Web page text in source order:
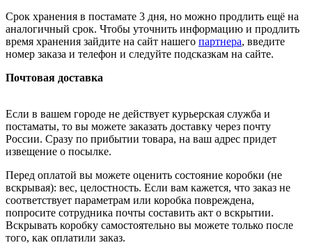
Срок хранения в постамате 3 дня, но можно продлить ещё на
аналогичный срок. Чтобы уточнить информацию и продлить
время хранения зайдите на сайт нашего партнера, введите
номер заказа и телефон и следуйте подсказкам на сайте.
Почтовая доставка
Если в вашем городе не действует курьерская служба и
постаматы, то вы можете заказать доставку через почту
России. Сразу по прибытии товара, на ваш адрес придет
извещение о посылке.
Перед оплатой вы можете оценить состояние коробки (не
вскрывая): вес, целостность. Если вам кажется, что заказ не
соответствует параметрам или коробка повреждена,
попросите сотрудника почты составить акт о вскрытии.
Вскрывать коробку самостоятельно вы можете только после
того, как оплатили заказ.